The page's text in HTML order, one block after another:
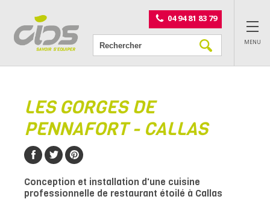
04 94 81 83 79
MENU
LES GORGES DE
PENNAFORT - CALLAS
Conception et installation d'une cuisine
professionnelle de restaurant étoilé à Callas